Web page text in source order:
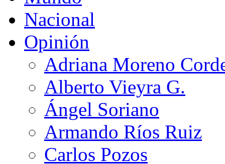
Nacional
Opinión
Adriana Moreno
Alberto Vieyra G.
Ángel Soriano
Armando Ríos Ruiz
Carlos Pozos